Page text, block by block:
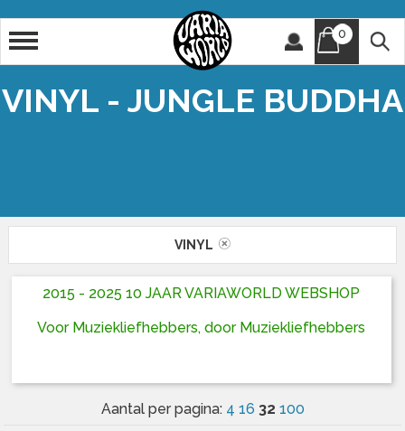
0
VINYL - JUNGLE BUDDHA
VINYL
2015 - 2025 10 JAAR VARIAWORLD WEBSHOP
Voor Muziekliefhebbers, door Muziekliefhebbers
Aantal per pagina: 4 16 32 100